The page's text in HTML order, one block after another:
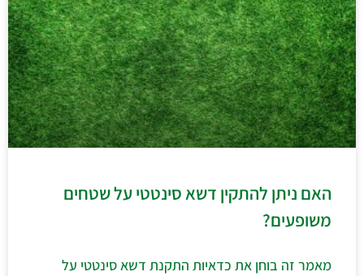
האם ניתן להתקין דשא סינטטי על שטחים
משופעים?
מאמר זה בוחן את כדאיות התקנת דשא סינטטי על